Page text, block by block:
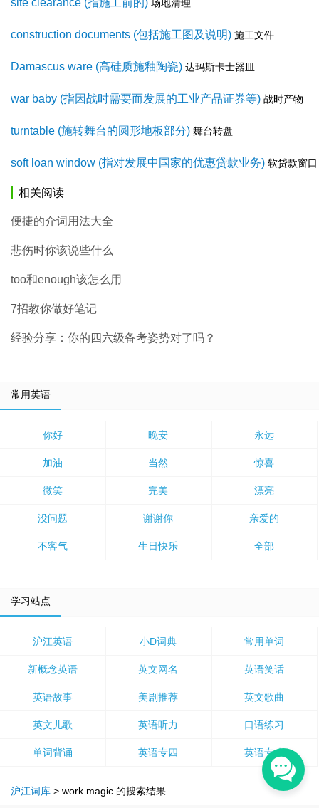
site clearance (指施工前的) 场地清理
construction documents (包括施工图及说明) 施工文件
Damascus ware (高硅质施釉陶瓷) 达玛斯卡士器皿
war baby (指因战时需要而发展的工业产品证券等) 战时产物
turntable (施转舞台的圆形地板部分) 舞台转盘
soft loan window (指对发展中国家的优惠贷款业务) 软贷款窗口
相关阅读
便捷的介词用法大全
悲伤时你该说些什么
too和enough该怎么用
7招教你做好笔记
经验分享：你的四六级备考姿势对了吗？
常用英语
你好 晚安 永远
加油 当然 惊喜
微笑 完美 漂亮
没问题 谢谢你 亲爱的
不客气 生日快乐 全部
学习站点
沪江英语 小D词典 常用单词
新概念英语 英文网名 英语笑话
英语故事 美剧推荐 英文歌曲
英文儿歌 英语听力 口语练习
单词背诵 英语专四 英语专八
沪江词库 > work magic 的搜索结果